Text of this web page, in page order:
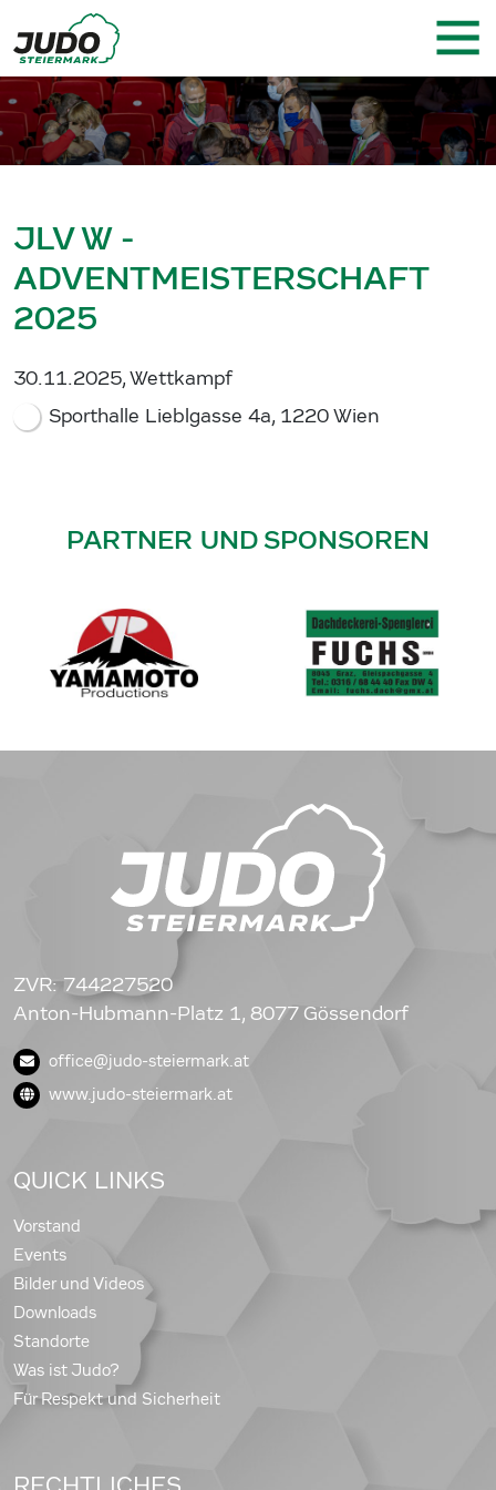
JLV W -
ADVENTMEISTERSCHAFT
2025
30.11.2025, Wettkampf
Sporthalle Lieblgasse 4a, 1220 Wien
PARTNER UND SPONSOREN
ZVR: 744227520
Anton-Hubmann-Platz 1, 8077 Gössendorf
office@judo-steiermark.at
www.judo-steiermark.at
QUICK LINKS
Vorstand
Events
Bilder und Videos
Downloads
Standorte
Was ist Judo?
Für Respekt und Sicherheit